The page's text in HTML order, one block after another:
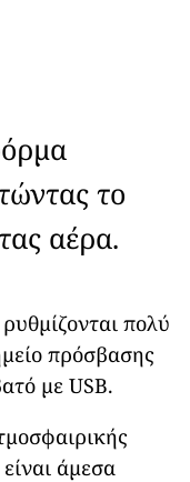
το
αέρα.
πολύ
πρόσβασης
με USB.
άμεσα